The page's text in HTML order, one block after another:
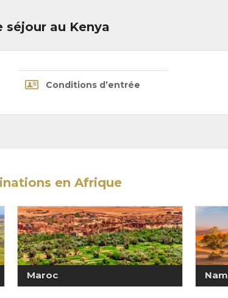
séjour au Kenya
Conditions d’entrée
en Afrique
Maroc